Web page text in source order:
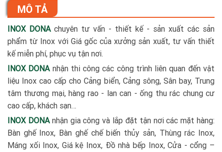
MÔ TẢ
INOX DONAchuyên tư vấn - thiết kế - sản xuất các sản
phẩm từ Inox với Giá gốc của xưởng sản xuất, tư vấn thiết
kế miễn phí, phục vụ tận nơi.
INOX DONAnhận thi công các công trình liên quan đến vật
liệu Inox cao cấp cho Cảng biển, Cảng sông, Sân bay, Trung
tâm thương mại, hàng rao - lan can - ống thu rác chung cư
cao cấp, khách sạn…
INOX DONAnhận gia công và lắp đặt tận nơi các mặt hàng:
Bàn ghế Inox, Bàn ghế chế biến thủy sản, Thùng rác Inox,
Máng xối Inox, Giá kệ Inox, Đồ nhà bếp Inox, Cửa - cổng –